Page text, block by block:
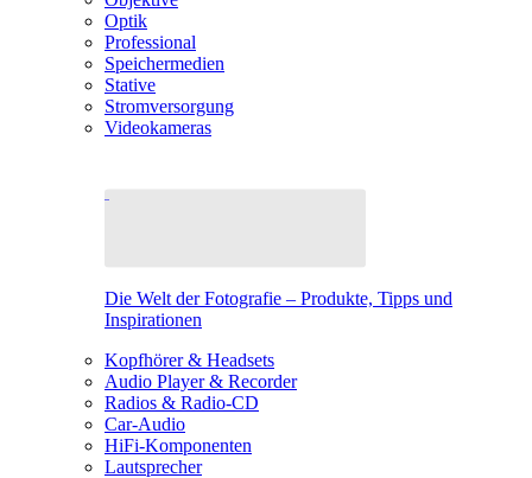
Optik
Professional
Speichermedien
Stative
Stromversorgung
Videokameras
Die Welt der Fotografie – Produkte, Tipps und
Inspirationen
Kopfhörer & Headsets
Audio Player & Recorder
Radios & Radio-CD
Car-Audio
HiFi-Komponenten
Lautsprecher